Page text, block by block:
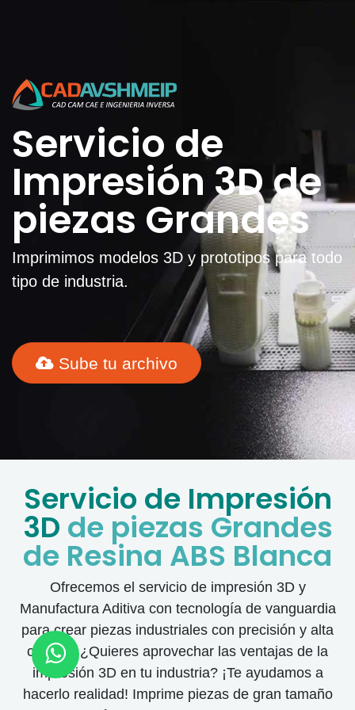
Servicio de
Impresión 3D de
piezas Grandes
Imprimimos modelos 3D y prototipos para todo
tipo de industria.
Sube tu archivo
Servicio de Impresión
3D de piezas Grandes
de Resina ABS Blanca
Ofrecemos el servicio de impresión 3D y
Manufactura Aditiva con tecnología de vanguardia
para crear piezas industriales con precisión y alta
calidad. ¿Quieres aprovechar las ventajas de la
impresión 3D en tu industria? ¡Te ayudamos a
hacerlo realidad! Imprime piezas de gran tamaño